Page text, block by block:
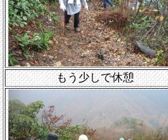
もう少しで休憩